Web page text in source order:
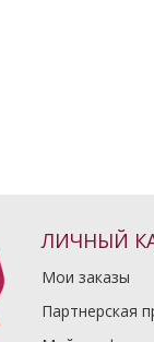
ЛИЧНЫЙ
Мои заказы
Партнерская